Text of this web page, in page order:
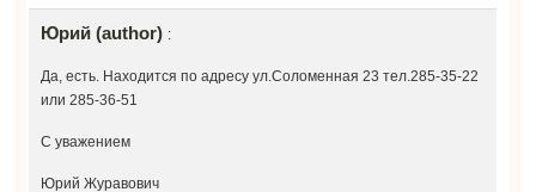
Юрий (author) :
Да, есть. Находится по адресу ул.Соломенная 23 тел.285-35-22
или 285-36-51
С уважением
Юрий Журавович